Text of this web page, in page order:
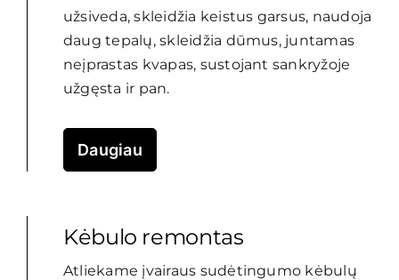
užsiveda, skleidžia keistus garsus, naudoja
daug tepalų, skleidžia dūmus, juntamas
neįprastas kvapas, sustojant sankryžoje
užgęsta ir pan.
Daugiau
Kėbulo remontas
Atliekame įvairaus sudėtingumo kėbulų